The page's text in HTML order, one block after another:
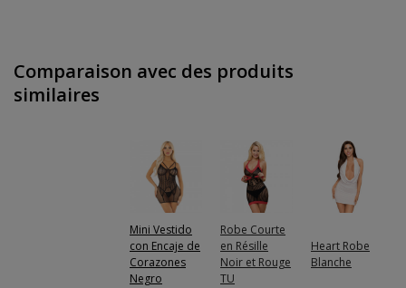
Comparaison avec des produits
similaires
Mini Vestido
con Encaje de
Corazones
Negro
Robe Courte
en Résille
Noir et Rouge
TU
Heart Robe
Blanche